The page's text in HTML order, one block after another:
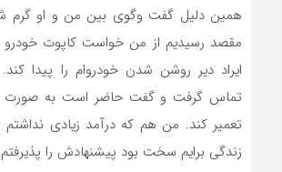
همین دلیل گفت وگوی بین من و او گرم
مقصد رسیدیم از من خواست کاپوت خودرو را
ایراد دیر روشن شدن خودروام را پیدا
تماس گرفت و گفت حاضر است به صورت
تعمیر کند. من هم که درآمد زیادی
زندگی برایم سخت بود پیشنهادش را